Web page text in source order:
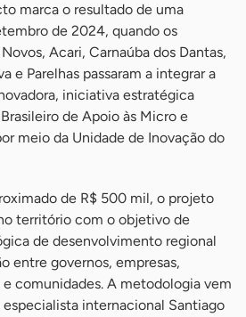
marca o resultado de uma
de 2024, quando os
Acari, Carnaúba dos Dantas,
e Parelhas passaram a integrar a
iniciativa estratégica
de Apoio às Micro e
meio da Unidade de Inovação do
de R$ 500 mil, o projeto
território com o objetivo de
de desenvolvimento regional
entre governos, empresas,
comunidades. A metodologia vem
internacional Santiago